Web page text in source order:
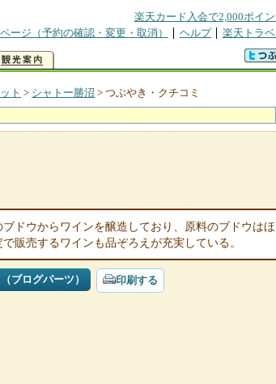
楽天カード入会で2,000ポイ
ージ（予約の確認・変更・取消） ヘルプ 楽天トラ
ト > シャトー勝沼 > つぶやき・クチコミ
ブドウからワインを醸造しており、原料のブドウは
販売するワインも品ぞろえが充実している。
ブログパーツ） 印刷する